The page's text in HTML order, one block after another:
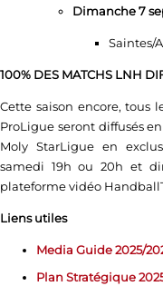
Dimanche 7
Saintes/
100% DES MATCHS LNH
Cette saison encore, tous
ProLigue seront diffusés
Moly StarLigue en
samedi 19h ou 20h et
plateforme vidéo
Liens utiles
Media Guide 2025/
Plan Stratégique